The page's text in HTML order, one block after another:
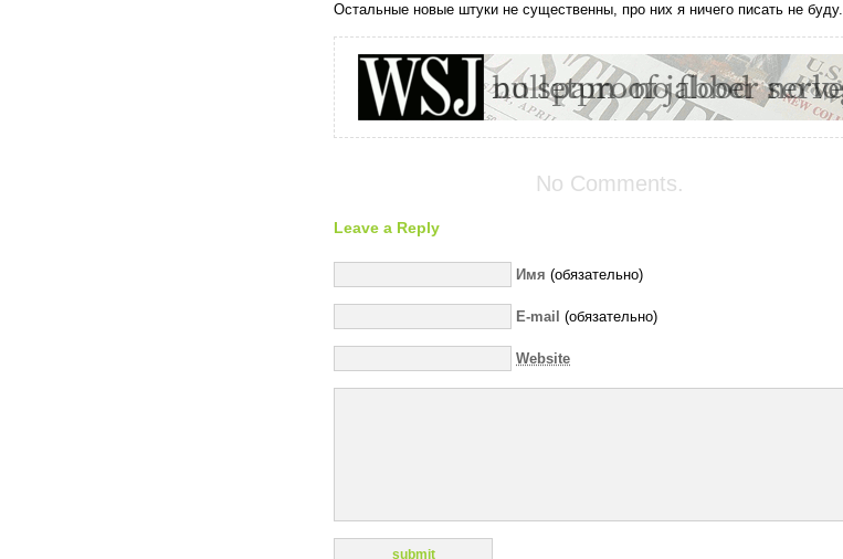
Остальные новые штуки не существенны, про них я ничего писать не буду.
No Comments.
Leave a Reply
Имя (обязательно)
E-mail (обязательно)
Website